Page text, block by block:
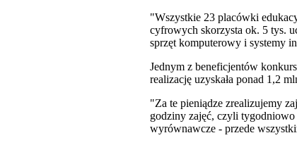
"Wszystkie 23 placówki
cyfrowych skorzysta ok. 5 tys.
sprzęt komputerowy i systemy
Jednym z beneficjentów
realizację uzyskała ponad 1,2
"Za te pieniądze zrealizujemy
godziny zajęć, czyli tygodniowo
wyrównawcze - przede